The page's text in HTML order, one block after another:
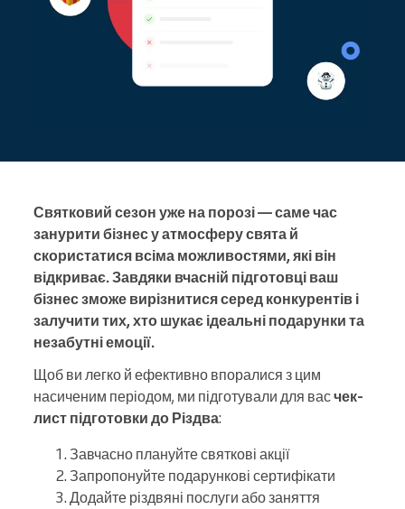
Святковий сезон уже на порозі — саме час
занурити бізнес у атмосферу свята й
скористатися всіма можливостями, які він
відкриває. Завдяки вчасній підготовці ваш
бізнес зможе вирізнитися серед конкурентів і
залучити тих, хто шукає ідеальні подарунки та
незабутні емоції.
Щоб ви легко й ефективно впоралися з цим
насиченим періодом, ми підготували для васчек-
лист підготовки до Різдва:
Завчасно плануйте святкові акції
Запропонуйте подарункові сертифікати
Додайте різдвяні послуги або заняття